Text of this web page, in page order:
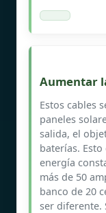
Aumentar
Estos cables
paneles
salida, el
baterías.
energía
más de 50
banco de 20
ser diferente.